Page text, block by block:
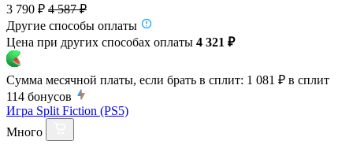
3 790 ₽ 4 587 ₽
Другие способы оплаты
Цена при других способах оплаты 4 321 ₽
Сумма месячной платы, если брать в сплит: 1 081 ₽ в сплит
114 бонусов
Игра Split Fiction (PS5)
Много